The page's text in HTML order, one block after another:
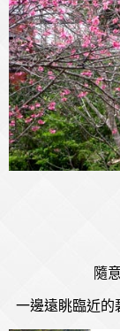
隨
一邊遠眺臨近